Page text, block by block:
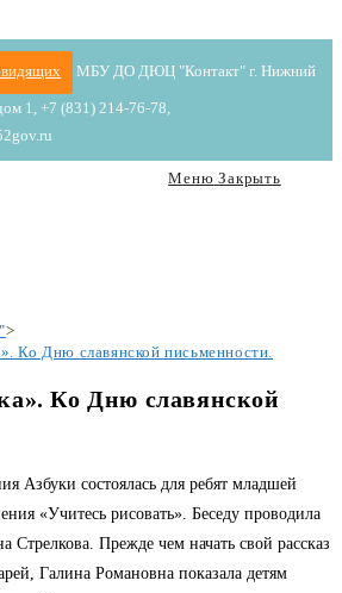
МБУ ДО ДЮЦ "Контакт" г. Нижний
1, +7 (831) 214-76-78,
Меню Закрыть
>
Ко Дню славянской письменности.
Ко Дню славянской
Азбуки состоялась для ребят младшей
«Учитесь рисовать». Беседу проводила
Стрелкова. Прежде чем начать свой рассказ
Галина Романовна показала детям